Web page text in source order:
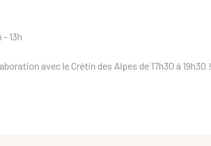
13h
avec le Crétin des Alpes de 17h30 à 19h30 !